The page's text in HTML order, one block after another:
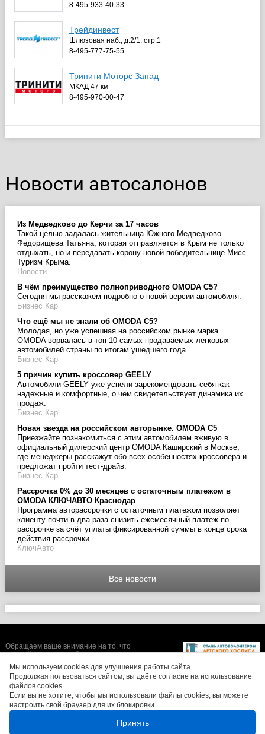
8-495-933-40-33
Трейдинвест
Шлюзовая наб., д.2/1, стр.1
8-495-777-75-55
Тринити Моторс Запад
МКАД 47 км
8-495-970-00-47
Новости автосалонов
Из Медведково до Керчи за 17 часов
Такой целью задалась жительница Южного Медведково –
Федорищева Татьяна, которая отправляется в Крым не только
отдыхать, но и передавать корону новой победительнице Мисс
Туризм Крыма.
Новости
В чём преимущество полноприводного OMODA С5?
Сегодня мы расскажем подробно о новой версии автомобиля.
Бизнес Кар
Что ещё мы не знали об OMODA C5?
Молодая, но уже успешная на российском рынке марка
OMODA ворвалась в топ-10 самых продаваемых легковых
автомобилей страны по итогам ушедшего года.
Бизнес Кар
5 причин купить кроссовер GEELY
Автомобили GEELY уже успели зарекомендовать себя как
надежные и комфортные, о чем свидетельствует динамика их
продаж.
Бизнес Кар
Новая звезда на российском авторынке. OMODA C5
Приезжайте познакомиться с этим автомобилем вживую в
официальный дилерский центр OMODA Каширский в Москве,
где менеджеры расскажут обо всех особенностях кроссовера и
предложат пройти тест-драйв.
Бизнес Кар
Рассрочка 0% до 30 месяцев с остаточным платежом в
OMODA КЛЮЧАВТО Краснодар
Программа авторассрочки с остаточным платежом позволяет
клиенту почти в два раза снизить ежемесячный платеж по
рассрочке за счёт уплаты фиксированной суммы в конце срока
действия рассрочки.
КлючАвто
Все новости
Мы используем cookies для улучшения работы сайта.
Продолжая пользоваться сайтом, вы даёте согласие на использование
файлов cookies.
Если вы не хотите, чтобы мы использовали файлы cookies, вы можете
настроить свой браузер для их блокировки.
Принять
Обращаем ваше внимание на то, что
данный интернет-сайт носит исключительно
информационный характер и ни при каких
условиях не является публичной офертой,
определяемой положениями Статьи 437 (2)
Гражданского кодекса Российской
Федерации. Цены, размеры скидок, а также
изображения автомобилей могут отличаться
от реальных. Для получения более полной и
достоверной информации, обращайтесь в